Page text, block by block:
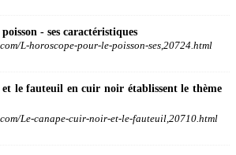
- ses caractéristiques
L-horoscope-pour-le-poisson-ses,20724.html
le fauteuil en cuir noir établissent le thème
Le-canape-cuir-noir-et-le-fauteuil,20710.html